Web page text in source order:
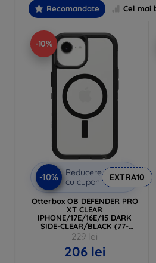
Recomandate Cel mai
-10%
-10%
Reducere
cu cupon
EXTRA10
Otterbox OB DEFENDER PRO
XT CLEAR
IPHONE/17E/16E/15 DARK
SIDE-CLEAR/BLACK (77-
98196)
229 lei
206 lei